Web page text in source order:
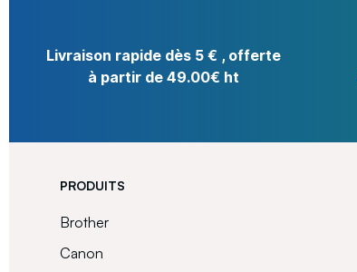
Livraison rapide dès 5 € , offerte
à partir de 49.00€ ht
PRODUITS
Brother
Canon